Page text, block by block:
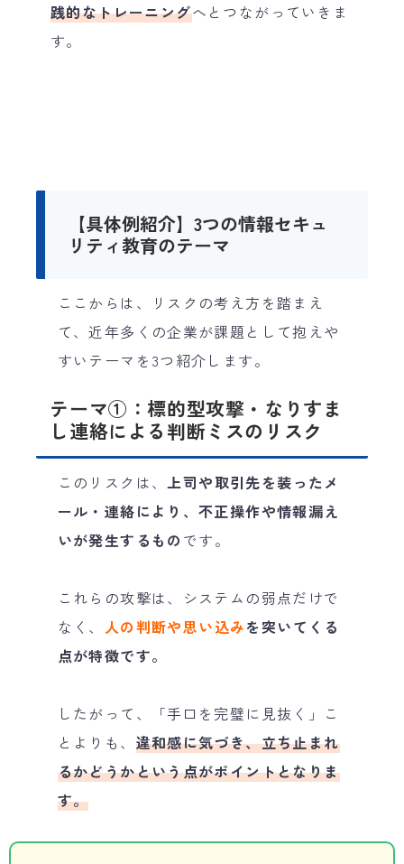
践的なトレーニングへとつながっていきま
す。
【具体例紹介】3つの情報セキュ
リティ教育のテーマ
ここからは、リスクの考え方を踏まえ
て、近年多くの企業が課題として抱えや
すいテーマを3つ紹介します。
テーマ①：標的型攻撃・なりすま
し連絡による判断ミスのリスク
このリスクは、上司や取引先を装ったメ
ール・連絡により、不正操作や情報漏え
いが発生するもの です。
これらの攻撃は、システムの弱点だけで
なく、 人の判断や思い込みを突いてくる
点が特徴です。
したがって、「手口を完璧に見抜く」こ
とよりも、 違和感に気づき、立ち止まれ
るかどうかという点がポイントとなりま
す。